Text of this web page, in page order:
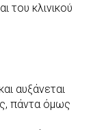
του κλινικού
αυξάνεται
πάντα όμως